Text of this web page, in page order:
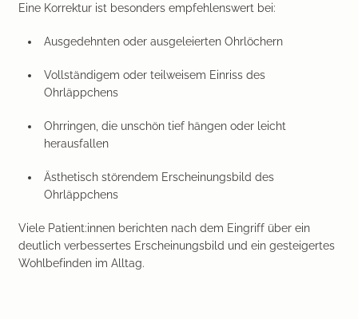
Eine Korrektur ist besonders empfehlenswert bei:
Ausgedehnten oder ausgeleierten Ohrlöchern
Vollständigem oder teilweisem Einriss des
Ohrläppchens
Ohrringen, die unschön tief hängen oder leicht
herausfallen
Ästhetisch störendem Erscheinungsbild des
Ohrläppchens
Viele Patient:innen berichten nach dem Eingriff über ein
deutlich verbessertes Erscheinungsbild und ein gesteigertes
Wohlbefinden im Alltag.